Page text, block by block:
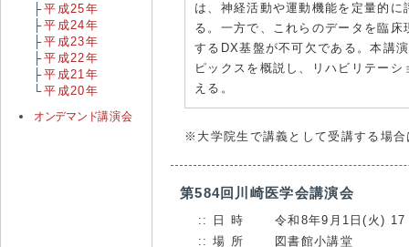
平成25年
平成24年
平成23年
平成22年
平成21年
平成20年
オンデマンド講演会
は、神経活動や運動機能を定量的
る。一方で、これらのデータを臨
するDX基盤が不可欠である。本講
ピックスを概説し、リハビリテー
える。
※大学院生で講義として受講する場
第584回川崎医学会講演会
日 時
令和8年9月1日(火)
場 所
図書館小講堂